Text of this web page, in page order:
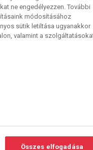
ne engedélyezzen. További
módosításához
sütik letiltása ugyanakkor
valamint a
Összes elfogadása